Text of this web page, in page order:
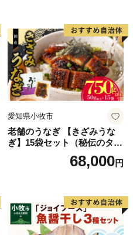
り寄せグルメ 愛知県 小牧市
送料無料
愛知県小牧市
老舗のうなぎ 【きざみうな
ぎ】15袋セット（秘伝のタレ
68,000円